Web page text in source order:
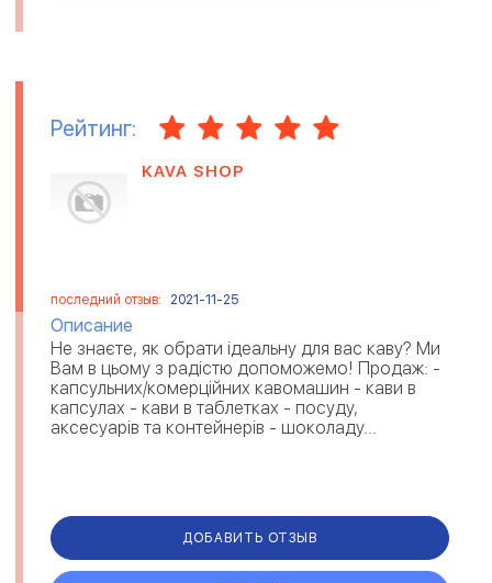
Рейтинг:
KAVA SHOP
последний отзыв: 2021-11-25
Описание
Не знаєте, як обрати ідеальну для вас каву? Ми
Вам в цьому з радістю допоможемо! Продаж: -
капсульних/комерційних кавомашин - кави в
капсулах - кави в таблетках - посуду,
аксесуарів та контейнерів - шоколаду...
ДОБАВИТЬ ОТЗЫВ